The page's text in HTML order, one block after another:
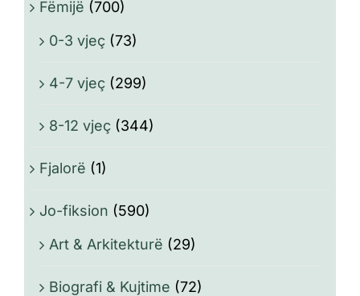
Fëmijë (700)
0-3 vjeç (73)
4-7 vjeç (299)
8-12 vjeç (344)
Fjalorë (1)
Jo-fiksion (590)
Art & Arkitekturë (29)
Biografi & Kujtime (72)